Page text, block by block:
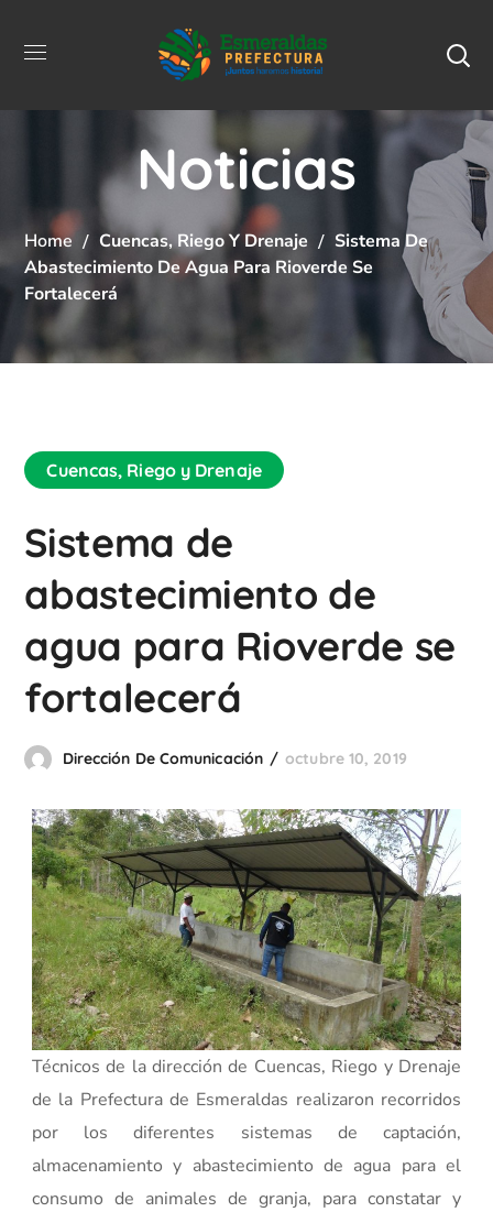
Noticias
Home Cuencas, Riego Y Drenaje
Sistema De
Abastecimiento De Agua Para Rioverde Se
Fortalecerá
Cuencas, Riego y Drenaje
Sistema de
abastecimiento de
agua para Rioverde se
fortalecerá
Dirección De Comunicación octubre 10, 2019
Técnicos de la dirección de Cuencas, Riego y Drenaje
de la Prefectura de Esmeraldas realizaron recorridos
por los diferentes sistemas de captación,
almacenamiento y abastecimiento de agua para el
consumo de animales de granja, para constatar y